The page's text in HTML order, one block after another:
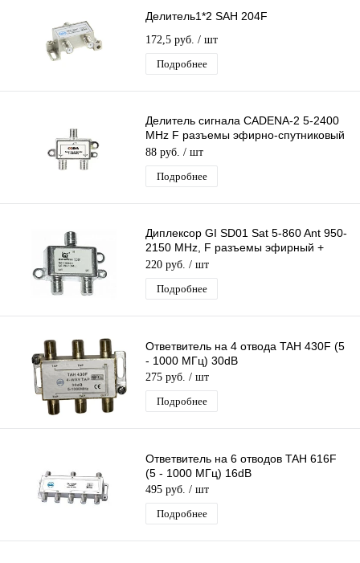
Делитель1*2 SAH 204F
172,5 руб. / шт
Подробнее
Делитель сигнала CADENA-2 5-2400
MHz F разъемы эфирно-спутниковый
без прохода питания 1 вх 2 вых
88 руб. / шт
Подробнее
Диплексор GI SD01 Sat 5-860 Ant 950-
2150 MHz, F разъемы эфирный +
спутниковый с проходом питания 2х1
220 руб. / шт
Подробнее
Ответвитель на 4 отвода TAH 430F (5
- 1000 МГц) 30dB
275 руб. / шт
Подробнее
Ответвитель на 6 отводов TAH 616F
(5 - 1000 МГц) 16dB
495 руб. / шт
Подробнее